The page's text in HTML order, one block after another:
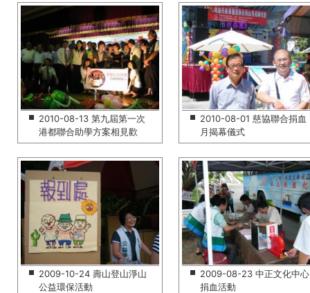
2010-08-13 第九屆第一次
港都聯合助學方案相見歡
2010-08-01 慈協聯合捐血
月揭幕儀式
2009-10-24 壽山登山淨山
公益環保活動
2009-08-23 中正文化中心
捐血活動